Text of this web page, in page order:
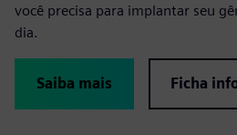
você precisa para implantar seu
dia.
Saiba mais Ficha